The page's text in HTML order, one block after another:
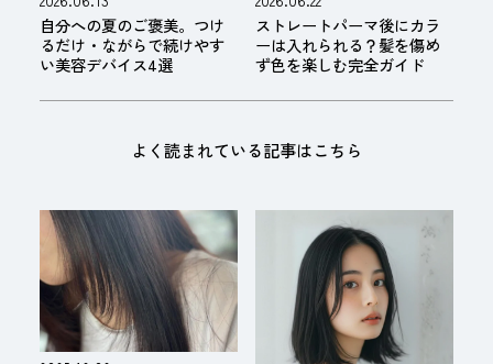
自分への夏のご褒美。つけ
るだけ・ながらで続けやす
い美容デバイス4選
ストレートパーマ後にカラ
ーは入れられる？髪を傷め
ず色を楽しむ完全ガイド
よく読まれている記事はこちら